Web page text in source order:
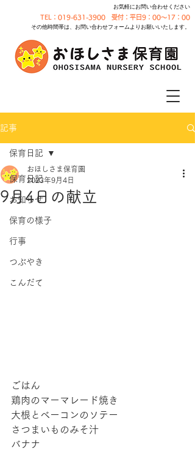
お気軽にお問い合わせください
TEL：019-631-3900 受付：平日9：00～17：00
その他時間帯は、お問い合わせフォームよりお願いいたします。
記事
保育日記
お知らせ
保育の様子
行事
つぶやき
こんだて
保育日記
9月4日の献立
おほしさま保育園
2023年9月4日
ごはん
鶏肉のマーマレード焼き
大根とベーコンのソテー
さつまいものみそ汁
バナナ